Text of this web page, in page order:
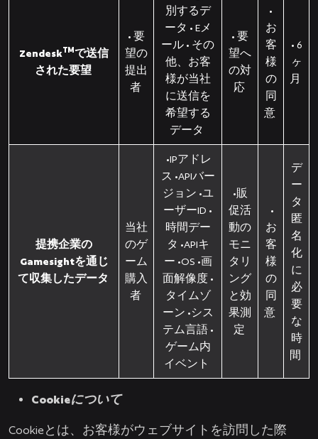
ZendeskTMで送信
された要望
• 要
望の
提出
者
別するデ
ータ • Eメ
ール • その
他、お客
様が当社
に送信を
希望する
データ
• 要
望へ
の対
応
•
お
客
様
の
同
意
• 6
ヶ
月
提携企業の
Gamesightを通じ
て収集したデータ
当社
のゲ
ーム
購入
者
•IPアドレ
ス •APIバー
ジョン •ユ
ーザーID •
時間デー
タ •APIキ
ー •OS •画
面解像度 •
タイムゾ
ーン •シス
テム言語 •
ゲーム内
イベント
•販
促活
動の
モニ
タリ
ング
と効
果測
定
•
お
客
様
の
同
意
デ
ー
タ
匿
名
化
に
必
要
な
時
間
Cookieについて
Cookieとは、お客様がウェブサイトを訪問した際